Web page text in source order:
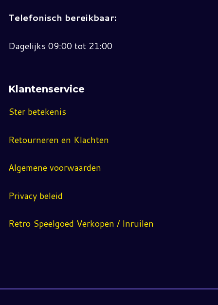
Telefonisch bereikbaar:
Dagelijks 09:00 tot 21:00
Klantenservice
Ster betekenis
Retourneren en Klachten
Algemene voorwaarden
Privacy beleid
Retro Speelgoed Verkopen / Inruilen